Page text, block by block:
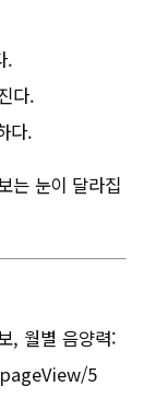
.
다.
다.
는 눈이 달라집
, 월별 음양력:
5